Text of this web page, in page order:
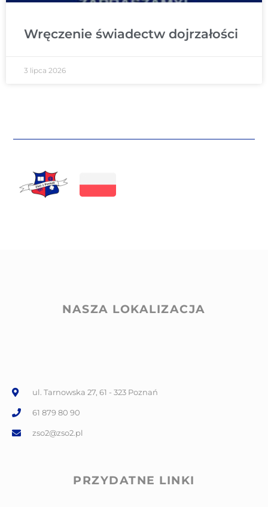
Wręczenie świadectw dojrzałości
3 lipca 2026
NASZA LOKALIZACJA
ul. Tarnowska 27, 61 - 323 Poznań
61 879 80 90
zso2@zso2.pl
PRZYDATNE LINKI